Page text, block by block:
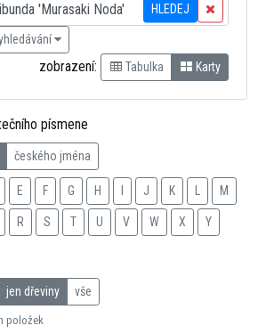
HLEDEJ
zobrazení: Tabulka Karty
písmene
českého jména
E F G H J K M
R S T U V W X Y
jen dřeviny vše
položek